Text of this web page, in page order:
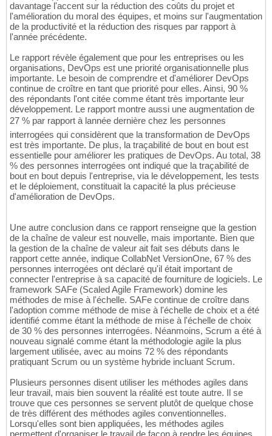
davantage l'accent sur la réduction des coûts du projet et
l'amélioration du moral des équipes, et moins sur l'augmentation
de la productivité et la réduction des risques par rapport à
l'année précédente.
Le rapport révèle également que pour les entreprises ou les
organisations, DevOps est une priorité organisationnelle plus
importante. Le besoin de comprendre et d'améliorer DevOps
continue de croître en tant que priorité pour elles. Ainsi, 90 %
des répondants l'ont citée comme étant très importante leur
développement. Le rapport montre aussi une augmentation de
27 % par rapport à lannée dernière chez les personnes
interrogées qui considèrent que la transformation de DevOps
est très importante. De plus, la traçabilité de bout en bout est
essentielle pour améliorer les pratiques de DevOps. Au total, 38
% des personnes interrogées ont indiqué que la traçabilité de
bout en bout depuis l'entreprise, via le développement, les tests
et le déploiement, constituait la capacité la plus précieuse
d'amélioration de DevOps.
Une autre conclusion dans ce rapport renseigne que la gestion
de la chaîne de valeur est nouvelle, mais importante. Bien que
la gestion de la chaîne de valeur ait fait ses débuts dans le
rapport cette année, indique CollabNet VersionOne, 67 % des
personnes interrogées ont déclaré qu'il était important de
connecter l'entreprise à sa capacité de fourniture de logiciels. Le
framework SAFe (Scaled Agile Framework) domine les
méthodes de mise à l'échelle. SAFe continue de croître dans
l'adoption comme méthode de mise à l'échelle de choix et a été
identifié comme étant la méthode de mise à l'échelle de choix
de 30 % des personnes interrogées. Néanmoins, Scrum a été à
nouveau signalé comme étant la méthodologie agile la plus
largement utilisée, avec au moins 72 % des répondants
pratiquant Scrum ou un système hybride incluant Scrum.
Plusieurs personnes disent utiliser les méthodes agiles dans
leur travail, mais bien souvent la réalité est toute autre. Il se
trouve que ces personnes se servent plutôt de quelque chose
de très différent des méthodes agiles conventionnelles.
Lorsqu'elles sont bien appliquées, les méthodes agiles